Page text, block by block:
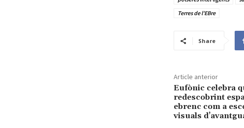
Terres de l'EBre
Share
Article anterior
Eufònic celebra
redescobrint
ebrenc com a
visuals